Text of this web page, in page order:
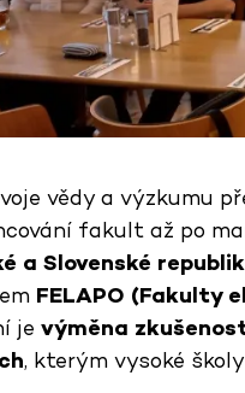
vědy a výzkumu
fakult až po
a Slovenské
FELAPO (Fakulty
je výměna
, kterým vysoké